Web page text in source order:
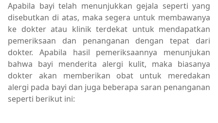
Apabila bayi telah menunjukkan gejala seperti yang
disebutkan di atas, maka segera untuk membawanya
ke dokter atau klinik terdekat untuk mendapatkan
pemeriksaan dan penanganan dengan tepat dari
dokter. Apabila hasil pemeriksaannya menunjukan
bahwa bayi menderita alergi kulit, maka biasanya
dokter akan memberikan obat untuk meredakan
alergi pada bayi dan juga beberapa saran penanganan
seperti berikut ini: